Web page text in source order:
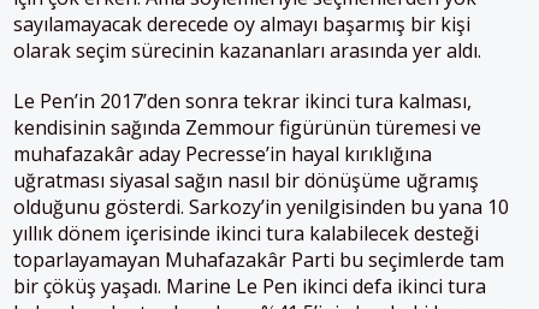
sayılamayacak derecede oy almayı başarmış bir kişi
olarak seçim sürecinin kazananları arasında yer aldı.
Le Pen’in 2017’den sonra tekrar ikinci tura kalması,
kendisinin sağında Zemmour figürünün türemesi ve
muhafazakâr aday Pecresse’in hayal kırıklığına
uğratması siyasal sağın nasıl bir dönüşüme uğramış
olduğunu gösterdi. Sarkozy’in yenilgisinden bu yana 10
yıllık dönem içerisinde ikinci tura kalabilecek desteği
toparlayamayan Muhafazakâr Parti bu seçimlerde tam
bir çöküş yaşadı. Marine Le Pen ikinci defa ikinci tura